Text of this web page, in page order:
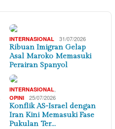
INTERNASIONAL 31/07/2026
Ribuan Imigran Gelap
Asal Maroko Memasuki
Perairan Spanyol
INTERNASIONAL,
OPINI 25/07/2026
Konflik AS-Israel dengan
Iran Kini Memasuki Fase
Pukulan Ter…